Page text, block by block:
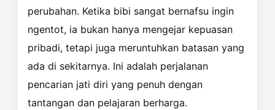
perubahan. Ketika bibi sangat bernafsu ingin
ngentot, ia bukan hanya mengejar kepuasan
pribadi, tetapi juga meruntuhkan batasan yang
ada di sekitarnya. Ini adalah perjalanan
pencarian jati diri yang penuh dengan
tantangan dan pelajaran berharga.